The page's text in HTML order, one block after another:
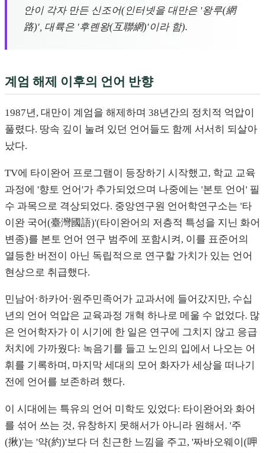
안이 각자 만든 신조어(인터넷을 대만은 '왕루(網
路)', 대륙은 '후롄왕(互聯網)'이라 함).
계엄 해제 이후의 언어 반향
1987년, 대만이 계엄을 해제하며 38년간의 정치적 억압이
풀렸다. 땅속 깊이 눌려 있던 언어들도 함께 서서히 되살아
났다.
TV에 타이완어 프로그램이 등장하기 시작했고, 학교 교육
과정에 '향토 언어'가 추가되었으며 나중에는 '본토 언어' 필
수 과목으로 격상되었다. 중앙연구원 언어학연구소는 '타
이완 국어(臺灣國語)'(타이완어의 저층적 특성을 지닌 화어
변종)를 본토 언어 연구 범주에 포함시켜, 이를 표준어의
열등한 버전이 아닌 독립적으로 연구할 가치가 있는 언어
현상으로 취급했다.
민남어·하카어·원주민족어가 교과서에 들어갔지만, 수십
년의 언어 억압은 교육과정 개혁 하나로 메울 수 없었다. 많
은 언어학자가 이 시기에 한 일은 연구에 그치지 않고 응급
처치에 가까웠다: 녹음기를 들고 노인의 입에서 나오는 어
휘를 기록하며, 마지막 세대의 모어 화자가 세상을 떠나기
전에 언어를 보존하려 했다.
이 시대에는 특유의 언어 미학도 있었다: 타이완어와 화어
를 섞어 쓰는 것, 유창하지 못해서가 아니라 원해서. '주
(揪)'는 '약(約)'보다 더 친근한 느낌을 주고, '짜바오웨이(呷